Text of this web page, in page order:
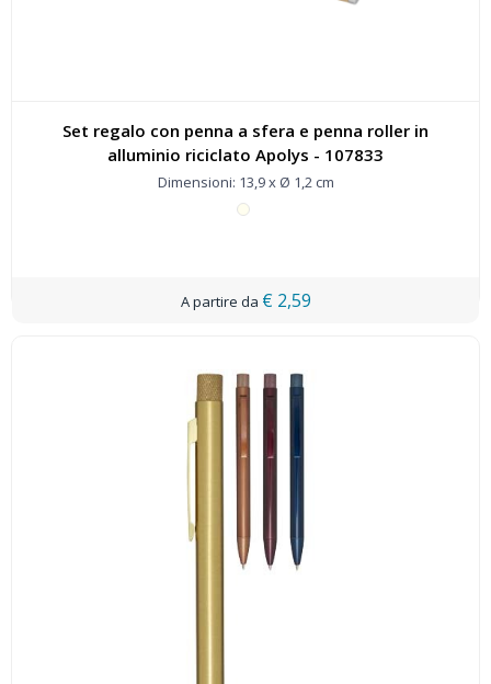
Set regalo con penna a sfera e penna roller in
alluminio riciclato Apolys - 107833
Dimensioni: 13,9 x Ø 1,2 cm
€ 2,59